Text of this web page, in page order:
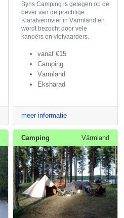
Byns Camping is gelegen op de
oever van de prachtige
Klarälvenrivier in Värmland en
wordt bezocht door vele
kanoërs en vlotvaarders.
vanaf €15
Camping
Värmland
Ekshärad
meer informatie
Camping Värmland